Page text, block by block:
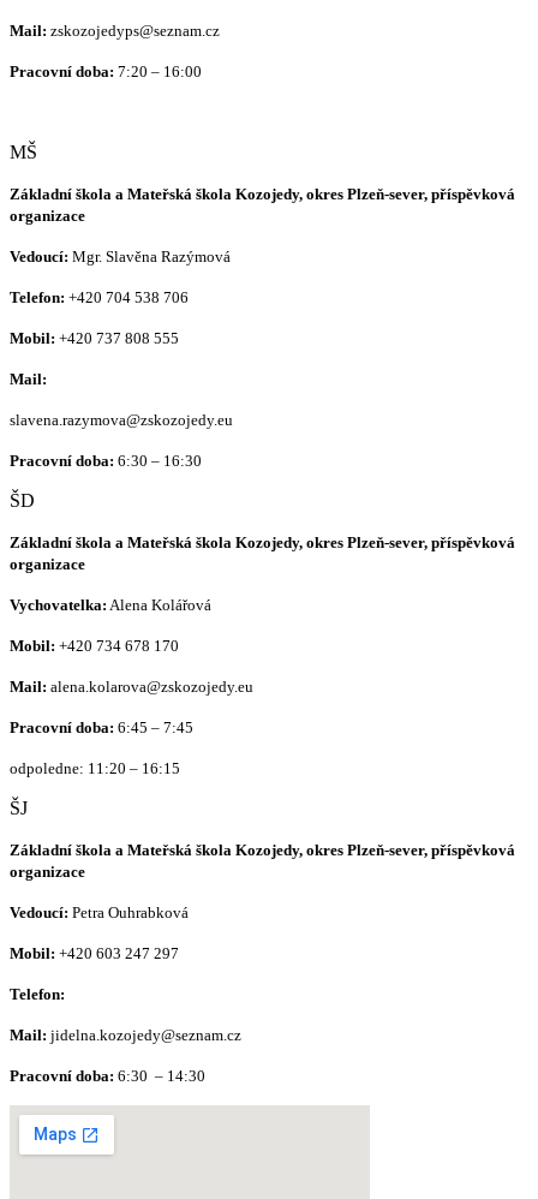
Mail: zskozojedyps@seznam.cz
Pracovní doba: 7:20 – 16:00
MŠ
Základní škola a Mateřská škola Kozojedy, okres Plzeň-sever, příspěvková
organizace
Vedoucí: Mgr. Slavěna Razýmová
Telefon: +420 704 538 706
Mobil: +420 737 808 555
Mail:
slavena.razymova@zskozojedy.eu
Pracovní doba: 6:30 – 16:30
ŠD
Základní škola a Mateřská škola Kozojedy, okres Plzeň-sever, příspěvková
organizace
Vychovatelka: Alena Kolářová
Mobil: +420 734 678 170
Mail: alena.kolarova@zskozojedy.eu
Pracovní doba: 6:45 – 7:45
odpoledne: 11:20 – 16:15
ŠJ
Základní škola a Mateřská škola Kozojedy, okres Plzeň-sever, příspěvková
organizace
Vedoucí: Petra Ouhrabková
Mobil: +420 603 247 297
Telefon:
Mail: jidelna.kozojedy@seznam.cz
Pracovní doba: 6:30 – 14:30